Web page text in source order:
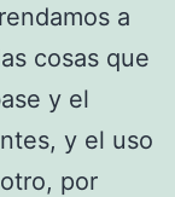
a
cosas que
y el
y el uso
por